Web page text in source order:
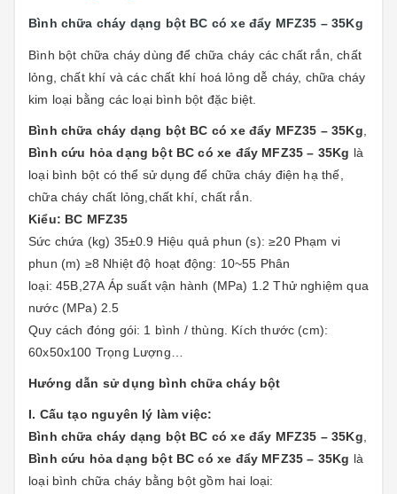
Bình chữa cháy dạng bột BC có xe đẩy MFZ35 – 35Kg
Bình bột chữa cháy dùng để chữa cháy các chất rắn, chất
lỏng, chất khí và các chất khí hoá lỏng dễ cháy, chữa cháy
kim loại bằng các loại bình bột đặc biệt.
Bình chữa cháy dạng bột BC có xe đẩy MFZ35 – 35Kg
Bình cứu hỏa dạng bột BC có xe đẩy MFZ35 – 35Kg là
loại bình bột có thể sử dụng để chữa cháy điện hạ thế,
chữa cháy chất lỏng,chất khí, chất rắn.
Kiểu: BC MFZ35
Sức chứa (kg) 35±0.9 Hiệu quả phun (s): ≥20 Phạm vi
phun (m) ≥8 Nhiệt độ hoạt động: 10~55 Phân
loại: 45B,27A Áp suất vận hành (MPa) 1.2 Thử nghiệm qua
nước (MPa) 2.5
Quy cách đóng gói: 1 bình / thùng. Kích thước (cm):
60x50x100 Trọng Lượng…
Hướng dẫn sử dụng bình chữa cháy bột
I. Cấu tạo nguyên lý làm việc:
Bình chữa cháy dạng bột BC có xe đẩy MFZ35 – 35Kg
Bình cứu hỏa dạng bột BC có xe đẩy MFZ35 – 35Kg là
loại bình chữa cháy bằng bột gồm hai loại: